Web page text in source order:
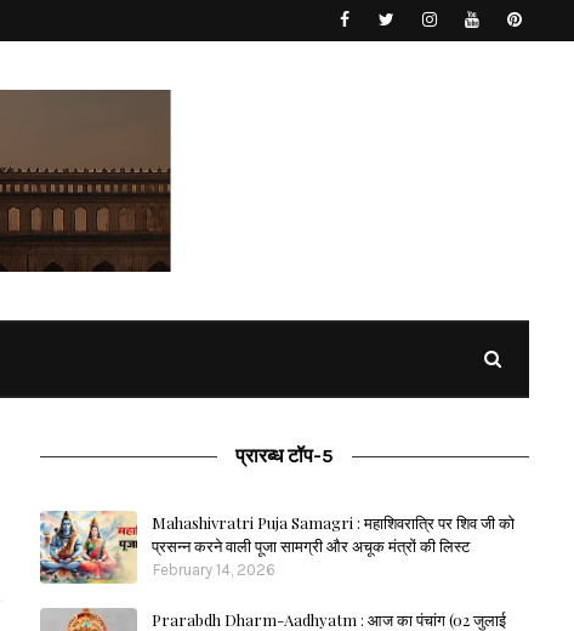
प्रारब्ध टॉप-5
Mahashivratri Puja Samagri : महाशिवरात्रि पर शिव जी को
प्रसन्न करने वाली पूजा सामग्री और अचूक मंत्रों की लिस्ट
February 14, 2026
Prarabdh Dharm-Aadhyatm : आज का पंचांग (02 जुलाई